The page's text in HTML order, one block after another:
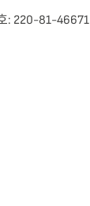
: 220-81-46671